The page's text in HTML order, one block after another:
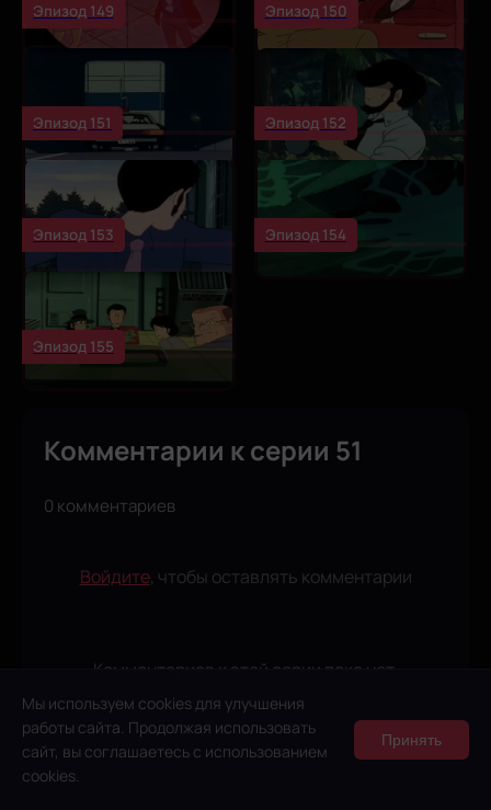
Мы используем cookies для улучшения
работы сайта. Продолжая использовать
сайт, вы соглашаетесь с использованием
cookies.
Принять
Эпизод 149 Эпизод 150
Эпизод 151 Эпизод 152
Эпизод 153 Эпизод 154
Эпизод 155
Комментарии к серии 51
0 комментариев
Войдите, чтобы оставлять комментарии
Комментариев к этой серии пока нет.
Будьте первым!